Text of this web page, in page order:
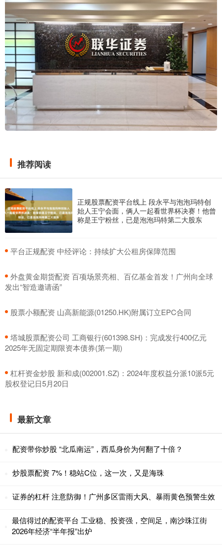
推荐阅读
正规股票配资平台线上 段永平与泡泡玛特创
始人王宁会面，俩人一起看世界杯决赛！他曾
称是王宁粉丝，已是泡泡玛特第二大股东
​平台正规配资 中经评论：持续扩大公租房保障范围
​外盘黄金期货配资 百项场景亮相、百亿基金首发！广州向全球
发出“智造邀请函”
​股票小额配资 山高新能源(01250.HK)附属订立EPC合同
​塔城股票配资公司 工商银行(601398.SH)：完成发行400亿元
2025年无固定期限资本债券(第一期)
​杠杆资金炒股 新和成(002001.SZ)：2024年度权益分派10派5元
股权登记日5月20日
最新文章
配资带你炒股 “北瓜南运”，西瓜身价为何翻了十倍？
炒股票配资 7%！稳站C位，这一次，又是海珠
证券的杠杆 注意防御！广州多区雷雨大风、暴雨黄色预警生效
最信得过的配资平台 工业稳、投资强，空间足，南沙珠江街
2026年经济“半年报”出炉